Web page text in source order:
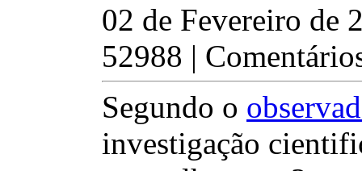
02 de Fevereiro de
52988 |
Segundo o
investigação